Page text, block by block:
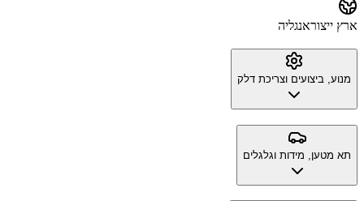
ארץ ייצוראנגליה
מנוע, ביצועים וצריכת דלק
תא מטען, מידות וגלגלים